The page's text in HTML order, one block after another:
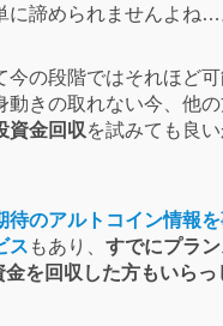
と思って去年投資してた
。
に諦められませんよね…
今の段階ではそれほど
動きの取れない今、他
資金回収 を試みても良
待のアルトコイン情報
ス もあり、すでにプラ
を回収した方もいらっ